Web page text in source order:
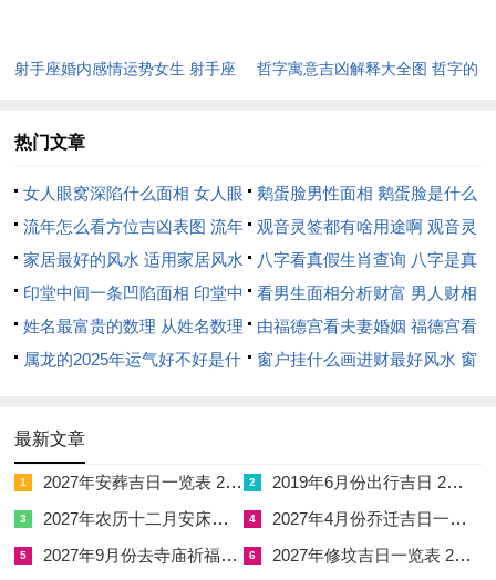
如，取「未」土之象，因未中藏己土、丁火、乙木，既有泄火之
力，又有木火余气，性偏于燥，故需以金水之势引化，才能尽显
其功，依此理，那枚以黑曜石雕刻的祥安阁羊财满贯吊坠便暗合
天道。
此即「制煞为权」之妙。
若家中或办公场所正处岁破方正北方位或太岁正南方位，气场冲
激，更需在相应方位安放祥安阁联吉锦袋，锦袋内置化煞符
***，与随身佩戴之吊坠形成内外呼应之势，稳固根基，收摄散
射手座婚内感情运势女生 射手座
哲字寓意吉凶解释大全图 哲字的
热门文章
女人眼窝深陷什么面相 女人眼
窝深陷是短命相吗
鹅蛋脸男性面相 鹅蛋脸是什么
脸型男性
流年怎么看方位吉凶表图 流年
位置怎么看
观音灵签都有啥用途啊 观音灵
签全部签签词
家居最好的风水 适用家居风水
八字看真假生肖查询 八字是真
还是假
印堂中间一条凹陷面相 印堂中
间有条线沟好不好
看男生面相分析财富 男人财相
从哪里看
姓名最富贵的数理 从姓名数理
看富豪
由福德宫看夫妻婚姻 福德宫看
配偶生肖
属龙的2025年运气好不好是什
2025年属龙人的全年运势
窗户挂什么画进财最好风水 窗
最新文章
1 2027年安葬吉日一览表 2027年12月安葬吉日一览表 2 2019年6月份出行吉日 2027年6月出行吉日一览表
3 2027年农历十二月安床吉日 2027年正月安床吉日吉时查询 4 2027年4月份乔迁吉日一览表 2027年4月乔迁吉日吉时查询
5 2027年9月份去寺庙祈福的日子 2027年5月去寺庙吉日一览表 6 2027年修坟吉日一览表 2027年农历2月修坟吉日一览表